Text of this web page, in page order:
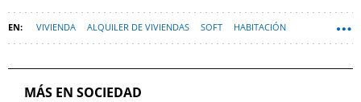
VIVIENDA ALQUILER DE VIVIENDAS SOFT HABITACIÓN
MÁS EN SOCIEDAD